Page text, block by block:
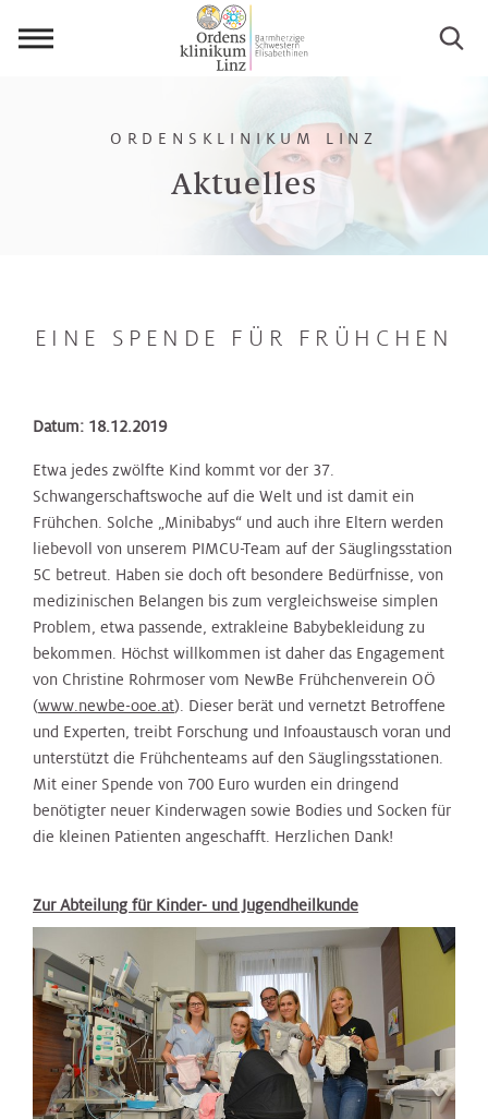
Aktuelles
ORDENSKLINIKUM LINZ
EINE SPENDE FÜR FRÜHCHEN
Datum: 18.12.2019
Etwa jedes zwölfte Kind kommt vor der 37.
Schwangerschaftswoche auf die Welt und ist damit ein
Frühchen. Solche „Minibabys“ und auch ihre Eltern werden
liebevoll von unserem PIMCU-Team auf der Säuglingsstation
5C betreut. Haben sie doch oft besondere Bedürfnisse, von
medizinischen Belangen bis zum vergleichsweise simplen
Problem, etwa passende, extrakleine Babybekleidung zu
bekommen. Höchst willkommen ist daher das Engagement
von Christine Rohrmoser vom NewBe Frühchenverein OÖ
(www.newbe-ooe.at). Dieser berät und vernetzt Betroffene
und Experten, treibt Forschung und Infoaustausch voran und
unterstützt die Frühchenteams auf den Säuglingsstationen.
Mit einer Spende von 700 Euro wurden ein dringend
benötigter neuer Kinderwagen sowie Bodies und Socken für
die kleinen Patienten angeschafft. Herzlichen Dank!
Zur Abteilung für Kinder- und Jugendheilkunde